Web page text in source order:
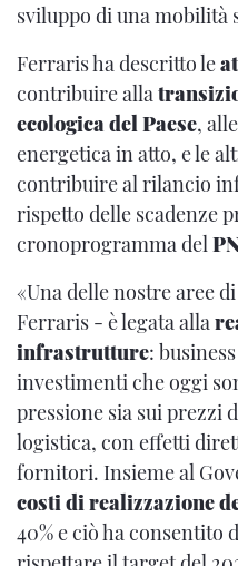
sviluppo di una mobilità
Ferraris ha descritto le
contribuire alla
ecologica del Paese,
energetica in atto, e le
contribuire al rilancio
rispetto delle scadenze
cronoprogramma del
«Una delle nostre aree
Ferraris - è legata alla
infrastrutture:
investimenti che oggi
pressione sia sui prezzi
logistica, con effetti
fornitori. Insieme al
costi di realizzazione
40% e ciò ha consentito